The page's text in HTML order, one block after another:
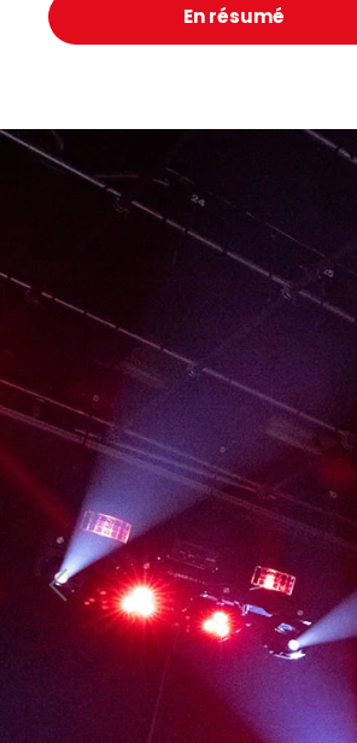
En résumé